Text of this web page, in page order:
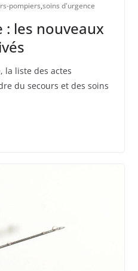
pompiers,soins d'urgence
: les nouveaux
la liste des actes
du secours et des soins